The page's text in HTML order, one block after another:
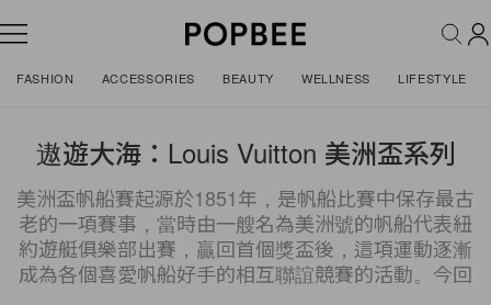
FASHION ACCESSORIES BEAUTY WELLNESS LIFESTYLE
遨遊大海：Louis Vuitton 美洲盃系列
美洲盃帆船賽起源於1851年，是帆船比賽中保存最古
老的一項賽事，當時由一艘名為美洲號的帆船代表紐
約遊艇俱樂部出賽，贏回首個獎盃後，這項運動逐漸
成為各個喜愛帆船好手的相互聯誼競賽的活動。今回